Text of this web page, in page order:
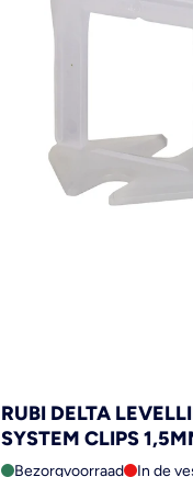
RUBI DELTA
SYSTEM CLIPS
Bezorgvoorraad In de